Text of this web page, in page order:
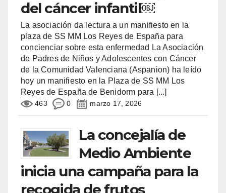
del cáncer infantil￼
La asociación da lectura a un manifiesto en la
plaza de SS MM Los Reyes de España para
concienciar sobre esta enfermedad La Asociación
de Padres de Niños y Adolescentes con Cáncer
de la Comunidad Valenciana (Aspanion) ha leído
hoy un manifiesto en la Plaza de SS MM Los
Reyes de España de Benidorm para [...]
463 0 marzo 17, 2026
La concejalía de
Medio Ambiente
inicia una campaña para la
recogida de frutos